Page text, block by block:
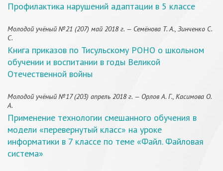
Профилактика нарушений адаптации в 5 классе
Молодой учёный №21 (207) май 2018 г. — Семёнова Т. А., Зинченко С.
С.
Книга приказов по Тисульскому РОНО о школьном
обучении и воспитании в годы Великой
Отечественной войны
Молодой учёный №17 (203) апрель 2018 г. — Орлов А. Г., Касимова О.
А.
Применение технологии смешанного обучения в
модели «перевернутый класс» на уроке
информатики в 7 классе по теме «Файл. Файловая
система»